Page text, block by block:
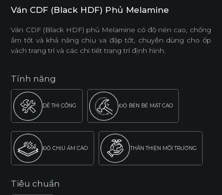
Ván CDF (Black HDF) Phủ Melamine
Ván CDF (Black HDF) phủ Melamine có độ nén cao, chống
ẩm tốt và khả năng chịu va đập tốt, chuyên dùng cho ốp
vách trang trí và các chi tiết trang trí định hình.
Tính năng
DỄ THI CÔNG ĐỘ BỀN BỀ MẶT CAO
ĐỘ CHỊU ẨM CAO THÂN THIỆN MÔI TRƯỜNG
Tiêu chuẩn